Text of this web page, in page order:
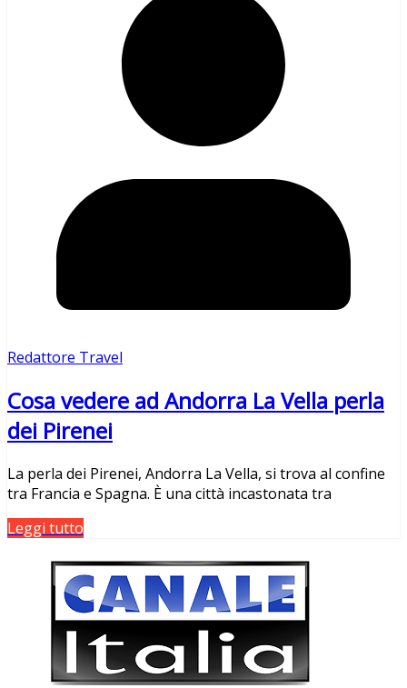
Redattore Travel
Cosa vedere ad Andorra La Vella perla
dei Pirenei
La perla dei Pirenei, Andorra La Vella, si trova al confine
tra Francia e Spagna. È una città incastonata tra
Leggi tutto